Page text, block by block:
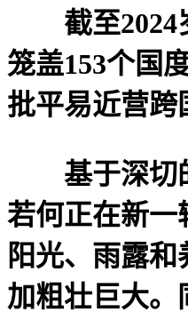
截至2024岁
笼盖153个国
批平易近营跨
基于深切的
若何正在新一
阳光、雨露
加粗壮巨大。